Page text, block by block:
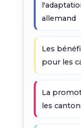
allemand
Les
pour les
La
les